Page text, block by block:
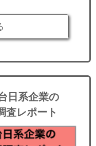
日系企業の
査レポート